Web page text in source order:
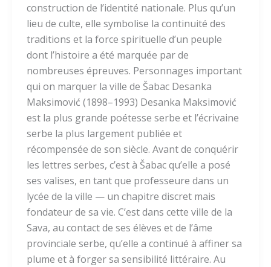
construction de l’identité nationale. Plus qu’un
lieu de culte, elle symbolise la continuité des
traditions et la force spirituelle d’un peuple
dont l’histoire a été marquée par de
nombreuses épreuves. Personnages important
qui on marquer la ville de Šabac Desanka
Maksimović (1898–1993) Desanka Maksimović
est la plus grande poétesse serbe et l’écrivaine
serbe la plus largement publiée et
récompensée de son siècle. Avant de conquérir
les lettres serbes, c’est à Šabac qu’elle a posé
ses valises, en tant que professeure dans un
lycée de la ville — un chapitre discret mais
fondateur de sa vie. C’est dans cette ville de la
Sava, au contact de ses élèves et de l’âme
provinciale serbe, qu’elle a continué à affiner sa
plume et à forger sa sensibilité littéraire. Au